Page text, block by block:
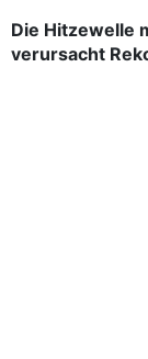
Die Hitzewelle
verursacht